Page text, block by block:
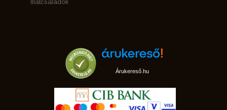
Illatcsaládok
Árukereső.hu